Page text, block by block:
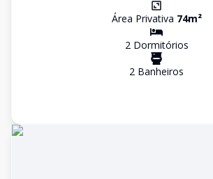
Área Privativa 74m²
2Dormitórios
2 Banheiros